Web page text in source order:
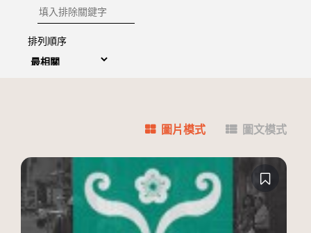
排除關鍵字
排列順序
圖片模式 圖文模式